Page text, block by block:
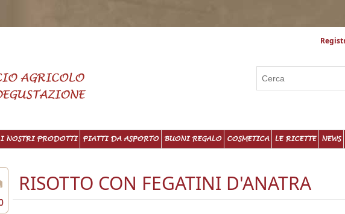
I NOSTRI PRODOTTI PIATTI DA ASPORTO BUONI REGALO COSMETICA LE RICETTE NEWS
RISOTTO CON FEGATINI D'ANATRA